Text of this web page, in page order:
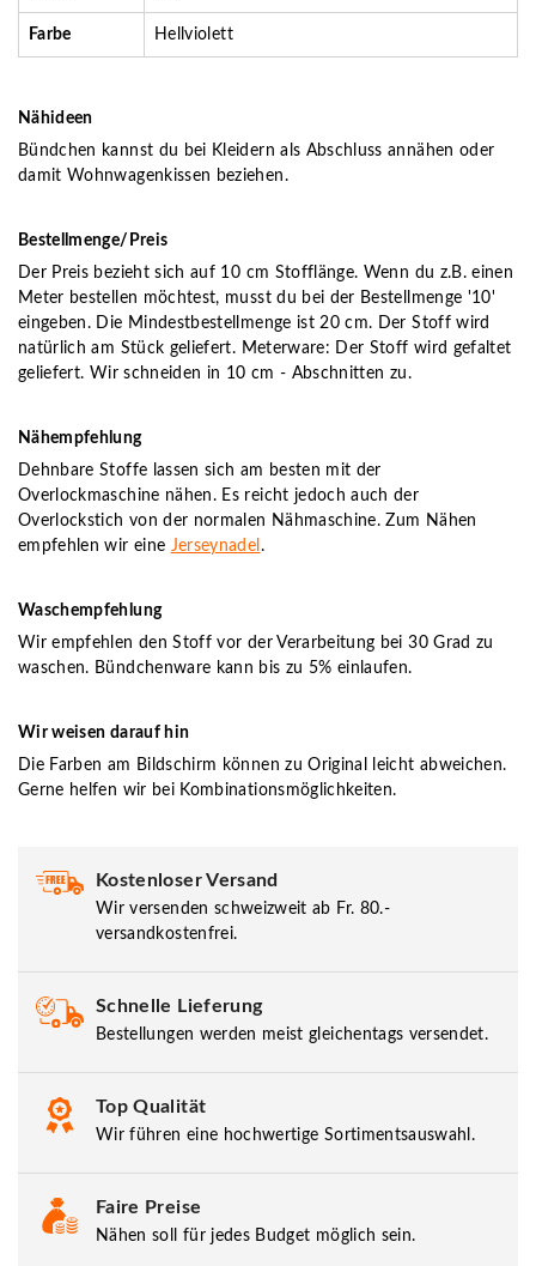
Farbe Hellviolett
Nähideen
Bündchen kannst du bei Kleidern als Abschluss annähen oder
damit Wohnwagenkissen beziehen.
Bestellmenge/Preis
Der Preis bezieht sich auf 10 cm Stofflänge. Wenn du z.B. einen
Meter bestellen möchtest, musst du bei der Bestellmenge '10'
eingeben. Die Mindestbestellmenge ist 20 cm. Der Stoff wird
natürlich am Stück geliefert. Meterware: Der Stoff wird gefaltet
geliefert. Wir schneiden in 10 cm - Abschnitten zu.
Nähempfehlung
Dehnbare Stoffe lassen sich am besten mit der
Overlockmaschine nähen. Es reicht jedoch auch der
Overlockstich von der normalen Nähmaschine. Zum Nähen
empfehlen wir eine Jerseynadel .
Waschempfehlung
Wir empfehlen den Stoff vor der Verarbeitung bei 30 Grad zu
waschen. Bündchenware kann bis zu 5% einlaufen.
Wir weisen darauf hin
Die Farben am Bildschirm können zu Original leicht abweichen.
Gerne helfen wir bei Kombinationsmöglichkeiten.
Kostenloser Versand
Wir versenden schweizweit ab Fr. 80.-
versandkostenfrei.
Schnelle Lieferung
Bestellungen werden meist gleichentags versendet.
Top Qualität
Wir führen eine hochwertige Sortimentsauswahl.
Faire Preise
Nähen soll für jedes Budget möglich sein.